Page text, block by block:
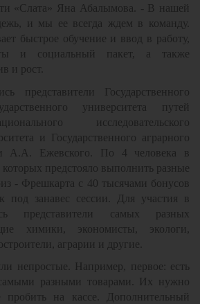
«Слата» Яна Абалымова. - В нашей
и мы ее всегда ждем в команду.
быстрое обучение и ввод в работу,
и социальный пакет, а также
и рост.
представители Государственного
университета путей
исследовательского
и Государственного аграрного
А.А. Ежевского. По 4 человека в
предстояло выполнить разные
- Фрешкарта с 40 тысячами бонусов
под занавес сессии. Для участия в
представители самых разных
химики, экономисты, экологи,
аграрии и другие.
непростые. Например, первое: есть
самыми разными товарами. Их нужно
пробить на кассе. Дополнительный